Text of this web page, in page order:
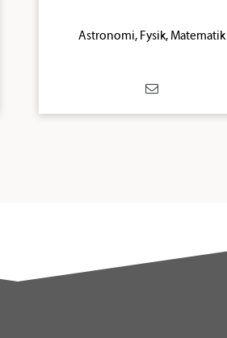
Astronomi, Fysik, Matematik